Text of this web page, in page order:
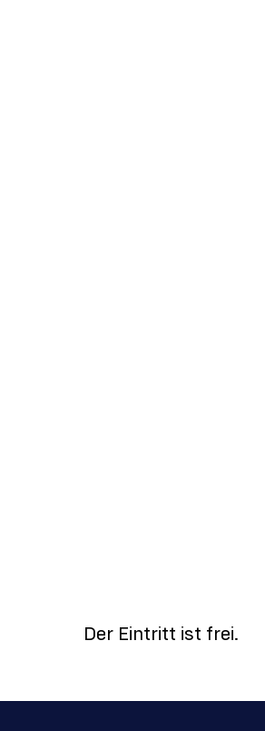
Der Eintritt ist frei.